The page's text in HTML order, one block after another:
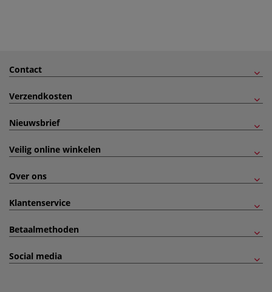
Contact
Verzendkosten
Nieuwsbrief
Veilig online winkelen
Over ons
Klantenservice
Betaalmethoden
Social media